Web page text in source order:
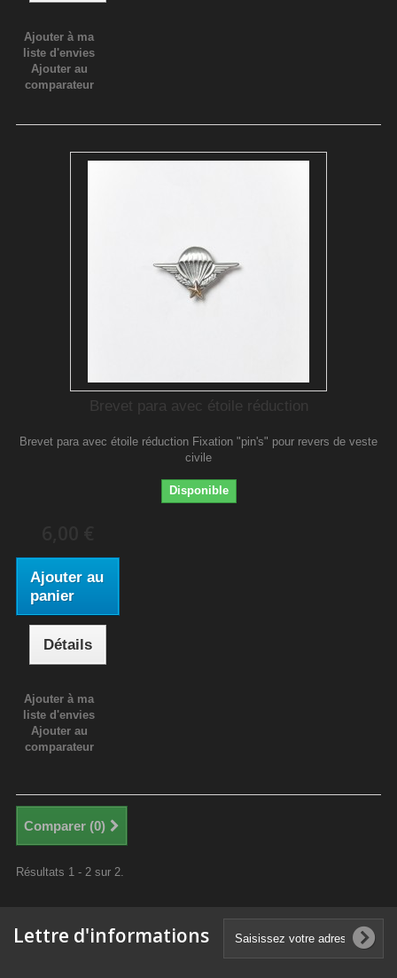
Ajouter à ma
liste d'envies
Ajouter au
comparateur
Brevet para avec étoile réduction
Brevet para avec étoile réduction Fixation "pin's" pour revers de veste
civile
Disponible
Ajouter au
panier
Détails
Ajouter à ma
liste d'envies
Ajouter au
comparateur
Comparer (0)
Résultats 1 - 2 sur 2.
Lettre d'informations